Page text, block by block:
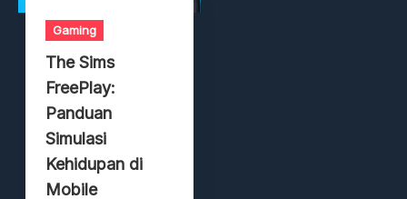
Gaming
The Sims
FreePlay:
Panduan
Simulasi
Kehidupan di
Mobile